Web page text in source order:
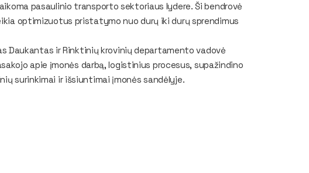
pasaulinio transporto sektoriaus lydere. Ši bendrovė
optimizuotus pristatymo nuo durų iki durų sprendimus
Daukantas ir Rinktinių krovinių departamento vadovė
apie įmonės darbą, logistinius procesus, supažindino
surinkimai ir išsiuntimai įmonės sandėlyje.